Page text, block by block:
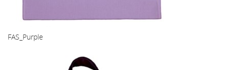
FAS_Purple